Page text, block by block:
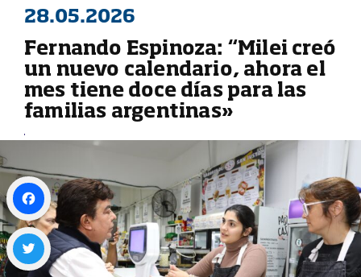
28.05.2026
Fernando Espinoza: “Milei creó
un nuevo calendario, ahora el
mes tiene doce días para las
familias argentinas»
Facebook